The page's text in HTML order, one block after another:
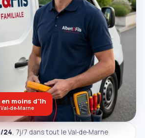
24, 7j/7 dans tout le Val‑de‑Marne
moins d'1h